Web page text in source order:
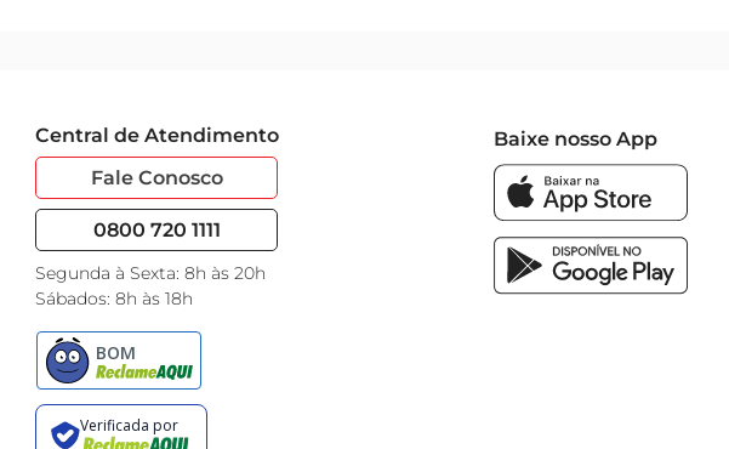
Central de Atendimento
Fale Conosco
0800 720 1111
Segunda à Sexta: 8h às 20h
Sábados: 8h às 18h
Baixe nosso App